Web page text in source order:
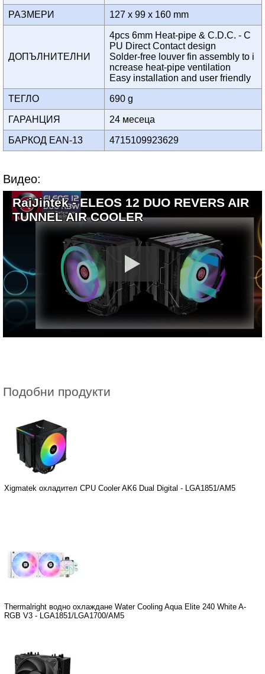
РАЗМЕРИ 127 x 99 x 160 mm
ДОПЪЛНИТЕЛНИ
4pcs 6mm Heat-pipe & C.D.C. - C
PU Direct Contact design
Solder-free louver fin assembly to i
ncrease heat-pipe ventilation
Easy installation and user friendly
ТЕГЛО 690 g
ГАРАНЦИЯ 24 месеца
БАРКОД EAN-13 4715109923629
Видео:
RaiJintek - ELEOS 12 DUO REVERS AIR
TUNNEL AIR COOLER
Подобни продукти
Xigmatek охладител CPU Cooler AK6 Dual Digital - LGA1851/AM5
Thermalright водно охлаждане Water Cooling Aqua Elite 240 White A-
RGB V3 - LGA1851/LGA1700/AM5